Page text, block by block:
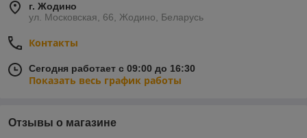
г. Жодино
ул. Московская, 66, Жодино, Беларусь
Контакты
Сегодня работает с 09:00 до 16:30
Показать весь график работы
Отзывы о магазине